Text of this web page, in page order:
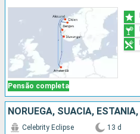
Pensão completa
Celebrity Eclipse 13 d